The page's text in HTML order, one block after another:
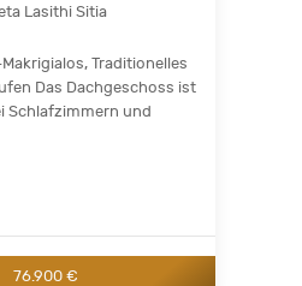
Lasithi Sitia
Traditionelles
Das Dachgeschoss ist
Schlafzimmern und
76.900 €